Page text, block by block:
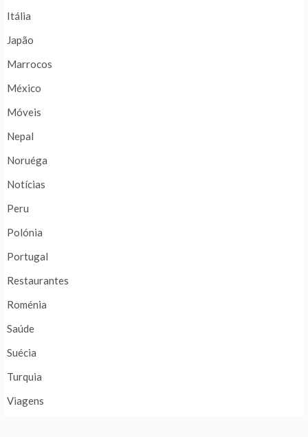
Itália
Japão
Marrocos
México
Móveis
Nepal
Noruéga
Notícias
Peru
Polónia
Portugal
Restaurantes
Roménia
Saúde
Suécia
Turquia
Viagens